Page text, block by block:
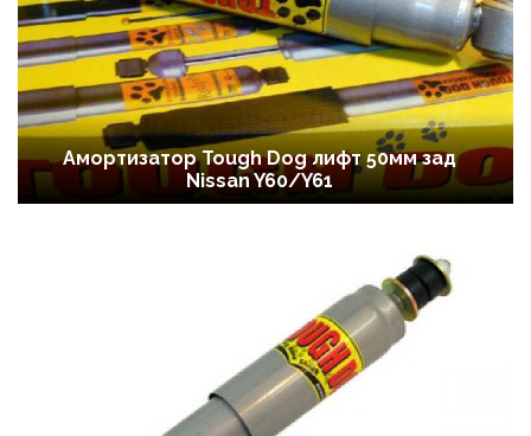
Амортизатор Tough Dog лифт 50мм зад
Nissan Y60/Y61